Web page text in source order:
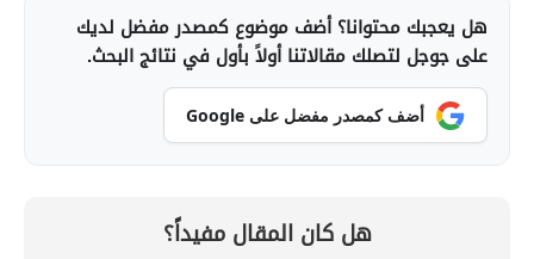
هل يعجبك محتوانا؟ أضف موضوع كمصدر مفضل لديك
على جوجل لتصلك مقالاتنا أولاً بأول في نتائج البحث.
أضف كمصدر مفضل على Google
هل كان المقال مفيداً؟